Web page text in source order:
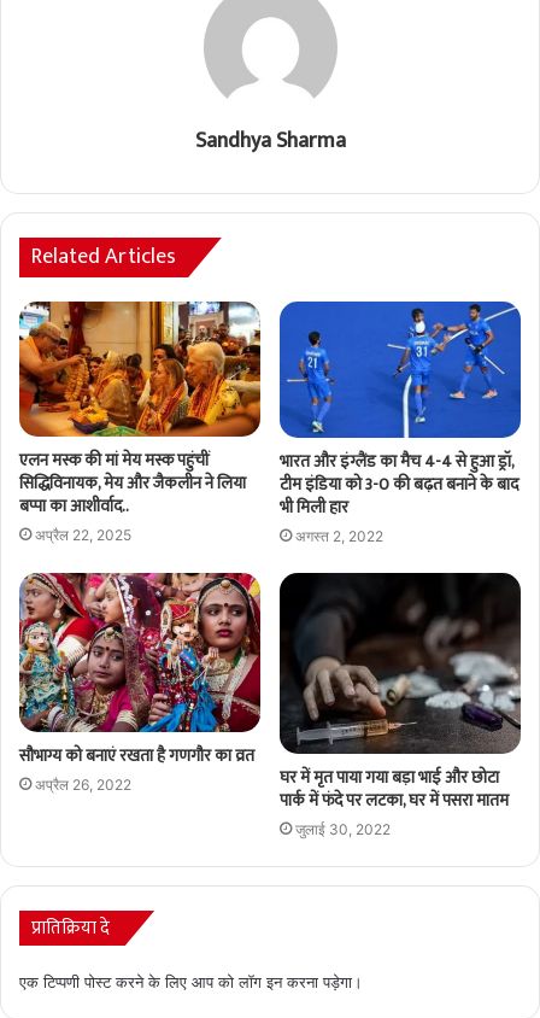
Sandhya Sharma
Related Articles
एलन मस्क की मां मेय मस्क पहुंचीं
सिद्धिविनायक, मेय और जैकलीन ने लिया
बप्पा का आशीर्वाद..
अप्रैल 22, 2025
भारत और इंग्लैंड का मैच 4-4 से हुआ ड्रॉ,
टीम इंडिया को 3-0 की बढ़त बनाने के बाद
भी मिली हार
अगस्त 2, 2022
सौभाग्य को बनाएं रखता है गणगौर का व्रत
अप्रैल 26, 2022
घर में मृत पाया गया बड़ा भाई और छोटा
पार्क में फंदे पर लटका, घर में पसरा मातम
जुलाई 30, 2022
प्रातिक्रिया दे
एक टिप्पणी पोस्ट करने के लिए आप कोलॉग इनकरना पड़ेगा।